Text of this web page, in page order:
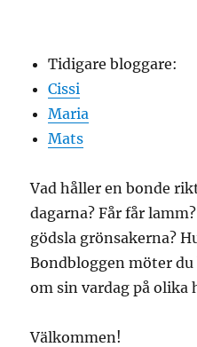
Tidigare bloggare:
Cissi
Maria
Mats
Vad håller en bonde
dagarna? Får får
gödsla grönsakerna?
Bondbloggen möter
om sin vardag på olika
Välkommen!